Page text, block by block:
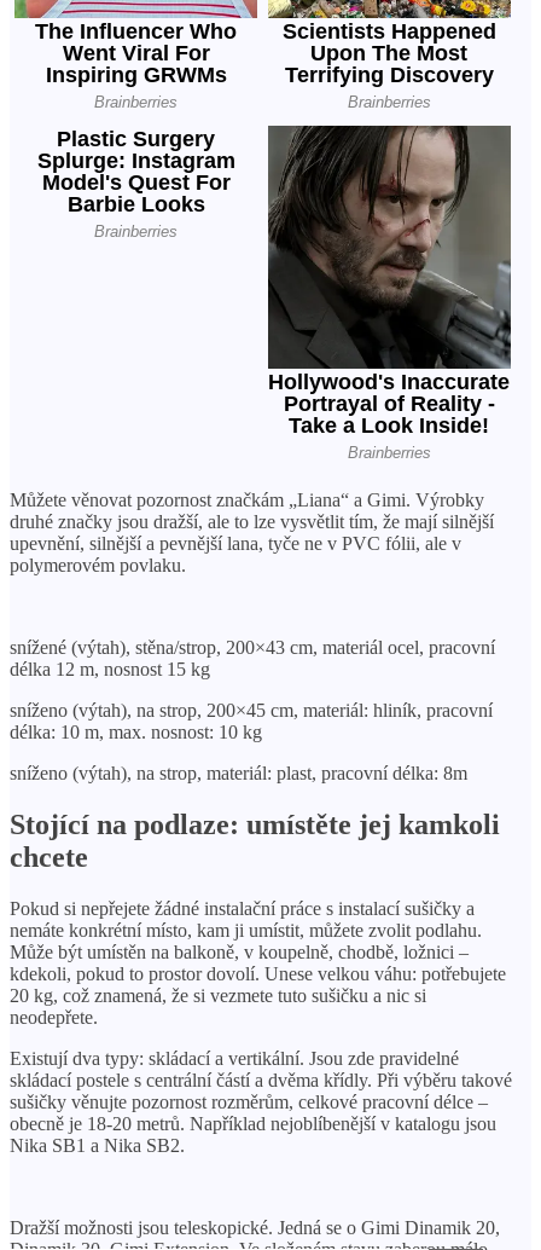
Můžete věnovat pozornost značkám „Liana“ a Gimi. Výrobky
druhé značky jsou dražší, ale to lze vysvětlit tím, že mají silnější
upevnění, silnější a pevnější lana, tyče ne v PVC fólii, ale v
polymerovém povlaku.
snížené (výtah), stěna/strop, 200×43 cm, materiál ocel, pracovní
délka 12 m, nosnost 15 kg
sníženo (výtah), na strop, 200×45 cm, materiál: hliník, pracovní
délka: 10 m, max. nosnost: 10 kg
sníženo (výtah), na strop, materiál: plast, pracovní délka: 8m
Stojící na podlaze: umístěte jej kamkoli
chcete
Pokud si nepřejete žádné instalační práce s instalací sušičky a
nemáte konkrétní místo, kam ji umístit, můžete zvolit podlahu.
Může být umístěn na balkoně, v koupelně, chodbě, ložnici –
kdekoli, pokud to prostor dovolí. Unese velkou váhu: potřebujete
20 kg, což znamená, že si vezmete tuto sušičku a nic si
neodepřete.
Existují dva typy: skládací a vertikální. Jsou zde pravidelné
skládací postele s centrální částí a dvěma křídly. Při výběru takové
sušičky věnujte pozornost rozměrům, celkové pracovní délce –
obecně je 18-20 metrů. Například nejoblíbenější v katalogu jsou
Nika SB1 a Nika SB2.
Dražší možnosti jsou teleskopické. Jedná se o Gimi Dinamik 20,